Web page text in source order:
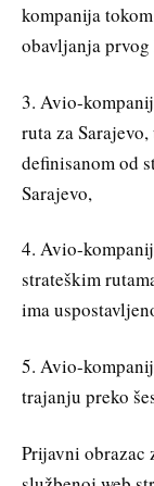
kompanija
obavljanja
3. Avio-
ruta za
definisanom od
Sarajevo,
4. Avio-
strateškim
ima
5. Avio-
trajanju preko
Prijavni obrazac